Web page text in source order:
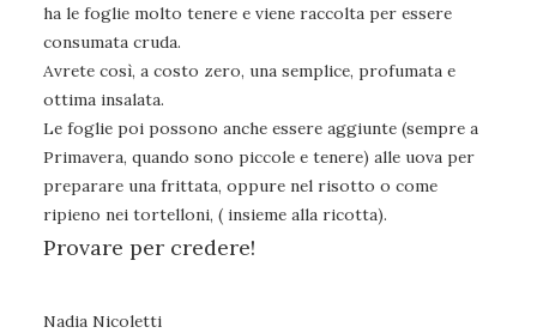
ha le foglie molto tenere e viene raccolta per essere
consumata cruda.
Avrete così, a costo zero, una semplice, profumata e
ottima insalata.
Le foglie poi possono anche essere aggiunte (sempre a
Primavera, quando sono piccole e tenere) alle uova per
preparare una frittata, oppure nel risotto o come
ripieno nei tortelloni, ( insieme alla ricotta).
Provare per credere!
Nadia Nicoletti